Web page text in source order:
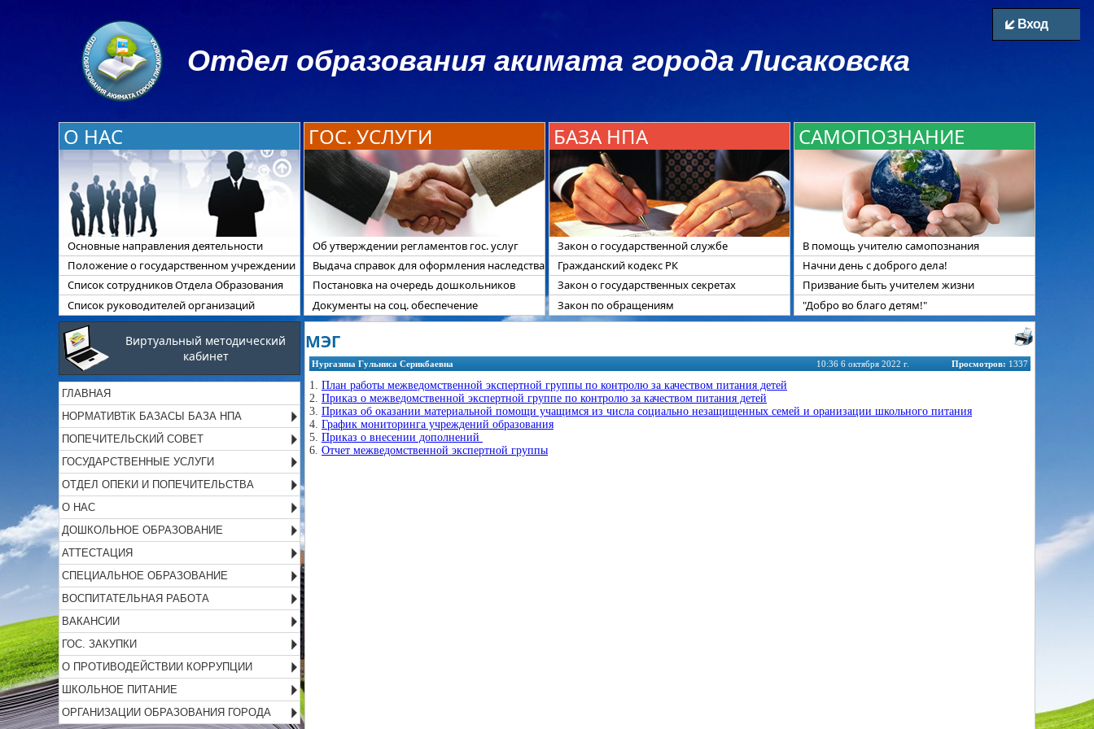
Отдел образования акимата города Лисаковска
О НАС
Основные направления деятельности
Положение о государственном учреждении
Список сотрудников Отдела Образования
Список руководителей организаций
ГОС. УСЛУГИ
Об утверждении регламентов гос. услуг
Выдача справок для оформления наследства
Постановка на очередь дошкольников
Документы на соц. обеспечение
БАЗА НПА
Закон о государственной службе
Гражданский кодекс РК
Закон о государственных секретах
Закон по обращениям
САМОПОЗНАНИЕ
В помощь учителю самопознания
Начни день с доброго дела!
Призвание быть учителем жизни
"Добро во благо детям!"
Виртуальный методический
кабинет
ГЛАВНАЯ
НОРМАТИВТіК БАЗАСЫ БАЗА НПА
ПОПЕЧИТЕЛЬСКИЙ СОВЕТ
ГОСУДАРСТВЕННЫЕ УСЛУГИ
ОТДЕЛ ОПЕКИ И ПОПЕЧИТЕЛЬСТВА
О НАС
ДОШКОЛЬНОЕ ОБРАЗОВАНИЕ
АТТЕСТАЦИЯ
СПЕЦИАЛЬНОЕ ОБРАЗОВАНИЕ
ВОСПИТАТЕЛЬНАЯ РАБОТА
ВАКАНСИИ
ГОС. ЗАКУПКИ
О ПРОТИВОДЕЙСТВИИ КОРРУПЦИИ
ШКОЛЬНОЕ ПИТАНИЕ
ОРГАНИЗАЦИИ ОБРАЗОВАНИЯ ГОРОДА
МЭГ
Нургазина Гульниса Серикбаевна 10:36 6 октября 2022 г. Просмотров: 1337
1. План работы межведомственной экспертной группы по контролю за качеством питания детей
2. Приказ о межведомственной экспертной группе по контролю за качеством питания детей
3. Приказ об оказании материальной помощи учащимся из числа социально незащищенных семей и оранизации школьного питания
4. График мониторинга учреждений образования
5. Приказ о внесении дополнений
6. Отчет межведомственной экспертной группы
Вход